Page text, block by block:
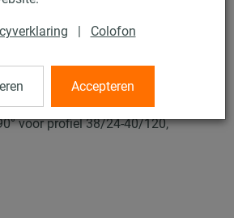
| Colofon
Accepteren
90°
voor profiel 38/24-40/120,